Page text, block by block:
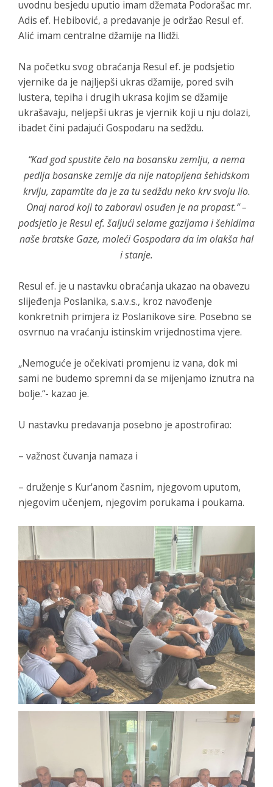
uvodnu besjedu uputio imam džemata Podorašac mr.
Adis ef. Hebibović, a predavanje je održao Resul ef.
Alić imam centralne džamije na Ilidži.
Na početku svog obraćanja Resul ef. je podsjetio
vjernike da je najljepši ukras džamije, pored svih
lustera, tepiha i drugih ukrasa kojim se džamije
ukrašavaju, neljepši ukras je vjernik koji u nju dolazi,
ibadet čini padajući Gospodaru na sedždu.
“Kad god spustite čelo na bosansku zemlju, a nema
pedlja bosanske zemlje da nije natopljena šehidskom
krvlju, zapamtite da je za tu sedždu neko krv svoju lio.
Onaj narod koji to zaboravi osuđen je na propast.” –
podsjetio je Resul ef. šaljući selame gazijama i šehidima
naše bratske Gaze, moleći Gospodara da im olakša hal
i stanje.
Resul ef. je u nastavku obraćanja ukazao na obavezu
slijeđenja Poslanika, s.a.v.s., kroz navođenje
konkretnih primjera iz Poslanikove sire. Posebno se
osvrnuo na vraćanju istinskim vrijednostima vjere.
„Nemoguće je očekivati promjenu iz vana, dok mi
sami ne budemo spremni da se mijenjamo iznutra na
bolje.“- kazao je.
U nastavku predavanja posebno je apostrofirao:
– važnost čuvanja namaza i
– druženje s Kur'anom časnim, njegovom uputom,
njegovim učenjem, njegovim porukama i poukama.